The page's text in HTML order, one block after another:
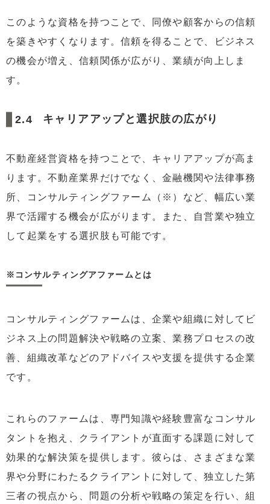
このような資格を持つことで、同僚や顧客からの信頼
を築きやすくなります。信頼を得ることで、ビジネス
の機会が増え、信頼関係が広がり、業績が向上しま
す。
キャリアアップと選択肢の広がり
不動産経営資格を持つことで、キャリアアップが高ま
ります。不動産業界だけでなく、金融機関や法律事務
所、コンサルティングファーム（※）など、幅広い業
界で活躍する機会が広がります。また、自営業や独立
して起業をする選択肢も可能です。
※コンサルティングアファームとは
コンサルティングファームは、企業や組織に対してビ
ジネス上の問題解決や戦略の立案、業務プロセスの改
善、組織改革などのアドバイスや支援を提供する企業
です。
これらのファームは、専門知識や経験豊富なコンサル
タントを抱え、クライアントが直面する課題に対して
効果的な解決策を提供します。彼らは、さまざまな業
界や分野にわたるクライアントに対して、独立した第
三者の視点から、問題の分析や戦略の策定を行い、組